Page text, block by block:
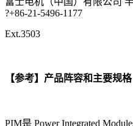
?+86-21-5496-1177
Ext.3503
【参考】产品阵容和主要规格
PIM是 Power Integrated